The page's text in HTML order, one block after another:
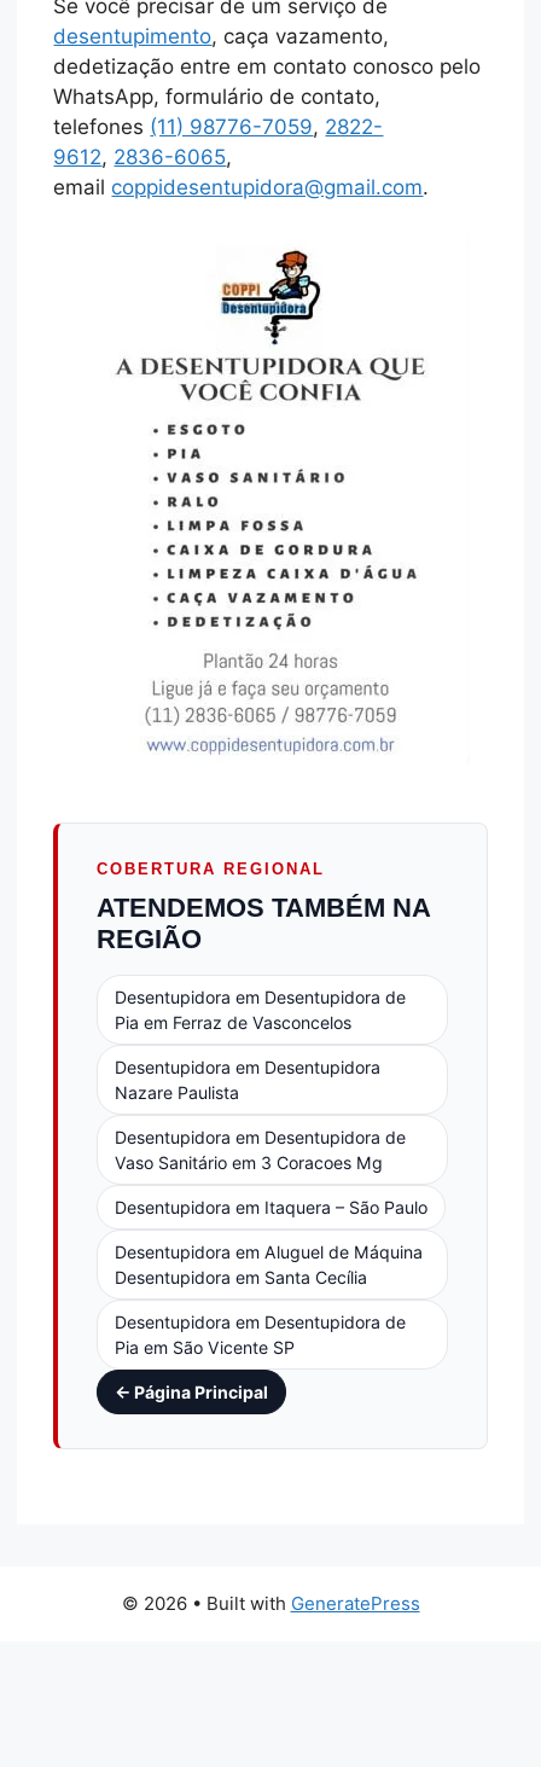
Se você precisar de um serviço de
desentupimento, caça vazamento,
dedetização entre em contato conosco pelo
WhatsApp, formulário de contato,
telefones (11) 98776-7059, 2822-
9612, 2836-6065,
email coppidesentupidora@gmail.com.
COBERTURA REGIONAL
ATENDEMOS TAMBÉM NA
REGIÃO
Desentupidora em Desentupidora de
Pia em Ferraz de Vasconcelos
Desentupidora em Desentupidora
Nazare Paulista
Desentupidora em Desentupidora de
Vaso Sanitário em 3 Coracoes Mg
Desentupidora em Itaquera – São Paulo
Desentupidora em Aluguel de Máquina
Desentupidora em Santa Cecília
Desentupidora em Desentupidora de
Pia em São Vicente SP
← Página Principal
© 2026 • Built with GeneratePress